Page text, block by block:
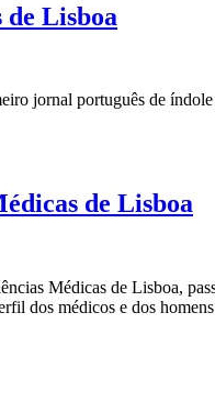
Lisboa
jornal português de
de Lisboa
Médicas de Lisboa,
dos médicos e dos